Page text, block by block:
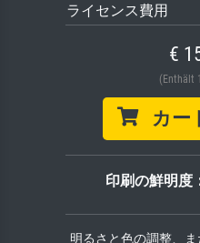
ライセンス費用
€
(Enthält
カー
印刷の鮮明度
明るさと色の調整、